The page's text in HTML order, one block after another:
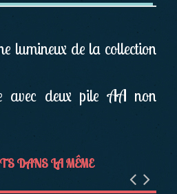
lumineux de la collection
avec deux pile AA non
DANS LA MÊME